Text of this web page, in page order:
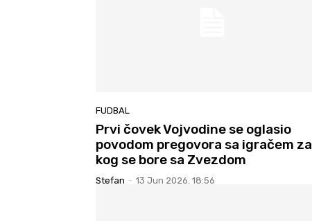
FUDBAL
Prvi čovek Vojvodine se oglasio
povodom pregovora sa igračem za
kog se bore sa Zvezdom
Stefan - 13 Jun 2026. 18:56